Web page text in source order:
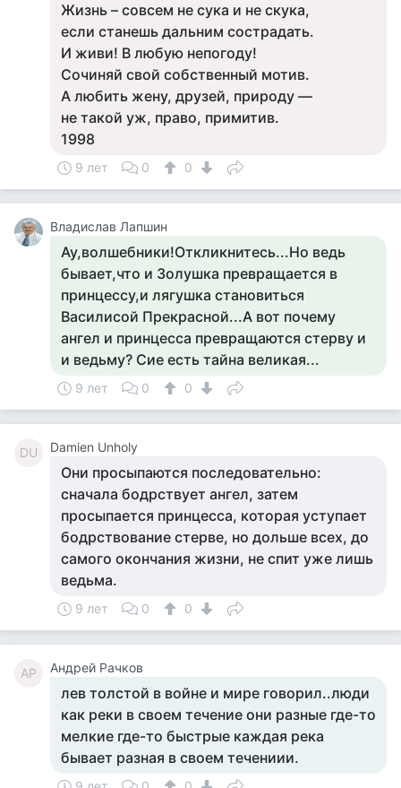
Жизнь – совсем не сука и не скука,
если станешь дальним сострадать.
И живи! В любую непогоду!
Сочиняй свой собственный мотив.
А любить жену, друзей, природу —
не такой уж, право, примитив.
1998
9 лет 0 0
Владислав Лапшин
Ау,волшебники!Откликнитесь...Но ведь
бывает,что и Золушка превращается в
принцессу,и лягушка становиться
Василисой Прекрасной...А вот почему
ангел и принцесса превращаются стерву и
и ведьму? Сие есть тайна великая...
9 лет 0 0
DU Damien Unholy
Они просыпаются последовательно:
сначала бодрствует ангел, затем
просыпается принцесса, которая уступает
бодрствование стерве, но дольше всех, до
самого окончания жизни, не спит уже лишь
ведьма.
9 лет 0 0
АР Андрей Рачков
лев толстой в войне и мире говорил..люди
как реки в своем течение они разные где-то
мелкие где-то быстрые каждая река
бывает разная в своем течениии.